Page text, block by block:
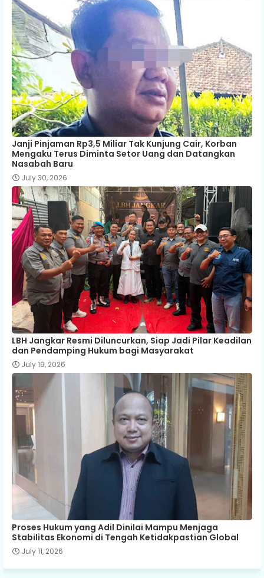
Janji Pinjaman Rp3,5 Miliar Tak Kunjung Cair, Korban
Mengaku Terus Diminta Setor Uang dan Datangkan
Nasabah Baru
July 30, 2026
LBH Jangkar Resmi Diluncurkan, Siap Jadi Pilar Keadilan
dan Pendamping Hukum bagi Masyarakat
July 19, 2026
Proses Hukum yang Adil Dinilai Mampu Menjaga
Stabilitas Ekonomi di Tengah Ketidakpastian Global
July 11, 2026